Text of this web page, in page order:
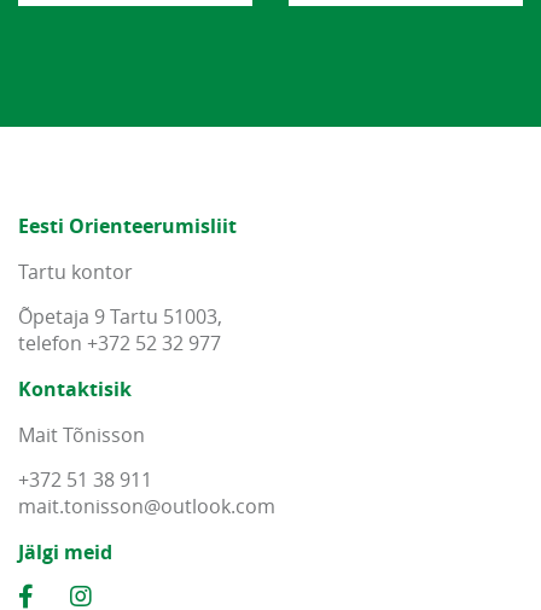
Eesti Orienteerumisliit
Tartu kontor
Õpetaja 9 Tartu 51003,
telefon +372 52 32 977
Kontaktisik
Mait Tõnisson
+372 51 38 911
mait.tonisson@outlook.com
Jälgi meid